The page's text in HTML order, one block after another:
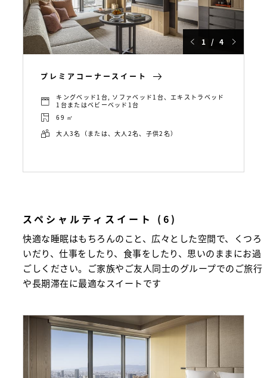
1 / 4
プレミアコーナースイート
キングベッド1台, ソファベッド1台、エキストラベッド
1台またはベビーベッド1台
69 ㎡
大人3名（または、大人2名、子供2名）
スペシャルティスイート (6)
快適な睡眠はもちろんのこと、広々とした空間で、くつろ
いだり、仕事をしたり、食事をしたり、思いのままにお過
ごしください。ご家族やご友人同士のグループでのご旅行
や長期滞在に最適なスイートです